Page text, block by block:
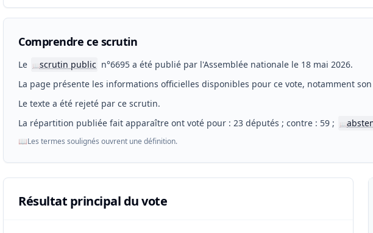
Comprendre ce scrutin
Le 📖scrutin public n°6695 a été publié par l'Assemblée nationale le 18 mai 2026.
La page présente les informations officielles disponibles pour ce vote, notamment
Le texte a été rejeté par ce scrutin.
La répartition publiée fait apparaître ont voté pour : 23 députés ; contre : 59 ;
📖
📖Les termes soulignés ouvrent une définition.
Résultat principal du vote